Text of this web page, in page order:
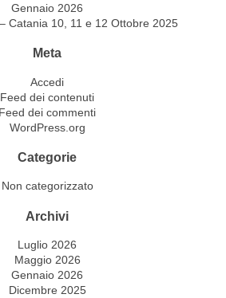
Gennaio 2026
Catania 10, 11 e 12 Ottobre 2025
Meta
Accedi
Feed dei contenuti
Feed dei commenti
WordPress.org
Categorie
Non categorizzato
Archivi
Luglio 2026
Maggio 2026
Gennaio 2026
Dicembre 2025